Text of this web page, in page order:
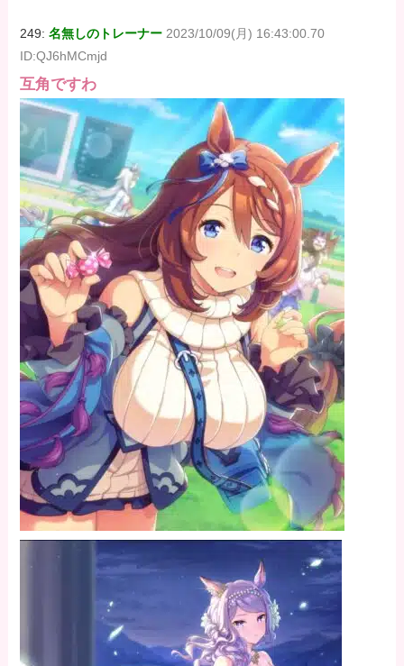
249:名無しのトレーナー 2023/10/09(月) 16:43:00.70
ID:QJ6hMCmjd
互角ですわ